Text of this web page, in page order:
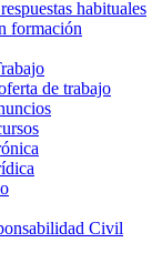
habituales
formación
de trabajo
Civil